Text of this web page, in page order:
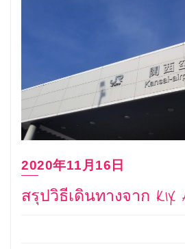
2020年11月16日
สรุปวิธีเดินทางจาก KIX